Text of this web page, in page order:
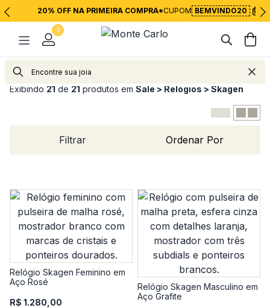
20% OFF NA PRIMEIRA COMPRA*CUPOM BEMVINDO20
1
Exibindo 21 de 21 produtos em Sale > Relógios > Skagen
Filtrar Ordenar Por
Relógio Skagen Feminino em
Aço Rosé
R$ 1.280,00
Relógio Skagen Masculino em
Aço Grafite